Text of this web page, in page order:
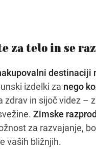
za telo in se
destinaciji
izdelki za nego
zdrav in sijoč videz –
Zimske
za razvajanje,
vaših bližnjih.